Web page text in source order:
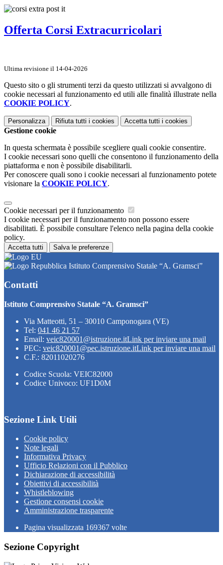
Offerta Corsi Extracurricolari
Ultima revisione il 14-04-2026
Questo sito o gli strumenti terzi da questo utilizzati si avvalgono di
cookie necessari al funzionamento ed utili alle finalità illustrate nella
COOKIE POLICY.
Personalizza Rifiuta tutti i cookies Accetta tutti i cookies
Gestione cookie
In questa schermata è possibile scegliere quali cookie consentire.
I cookie necessari sono quelli che consentono il funzionamento della
piattaforma e non è possibile disabilitarli.
Per conoscere quali sono i cookie necessari al funzionamento potete
visionare la COOKIE POLICY.
Cookie necessari per il funzionamento
I cookie necessari per il funzionamento non possono essere
disabilitati. È possibile consultare l'elenco nella pagina della cookie
policy.
Accetta tutti Salva le preferenze
Istituto Comprensivo Statale “A. Gramsci”
Contatti
Istituto Comprensivo Statale “A. Gramsci”
Via Matteotti, 51 – 30010 Camponogara (VE)
Tel: 041 46 21 57
Email: veic820001@istruzione.itLink per inviare una mail
PEC: veic820001@pec.istruzione.itLink per inviare una mail
C.F.: 82011020276
Codice Scuola: VEIC82000
Codice Univoco: UF1D0M
Sezione Link Utili
Cookie policy
Note legali
Informativa Privacy
Ufficio Relazioni con il Pubblico
Dichiarazione di accessibilità
Obiettivi di accessibilità
Whistleblowing
Gestione consensi cookie
Amministrazione trasparente
Pagina visualizzata 169367 volte
Sezione Copyright